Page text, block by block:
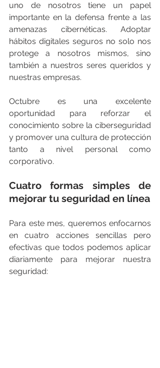
uno de nosotros tiene un papel
importante en la defensa frente a las
amenazas cibernéticas. Adoptar
hábitos digitales seguros no solo nos
protege a nosotros mismos, sino
también a nuestros seres queridos y
nuestras empresas.
Octubre es una excelente
oportunidad para reforzar el
conocimiento sobre la ciberseguridad
y promover una cultura de protección
tanto a nivel personal como
corporativo.
Cuatro formas simples de
mejorar tu seguridad en línea
Para este mes, queremos enfocarnos
en cuatro acciones sencillas pero
efectivas que todos podemos aplicar
diariamente para mejorar nuestra
seguridad: